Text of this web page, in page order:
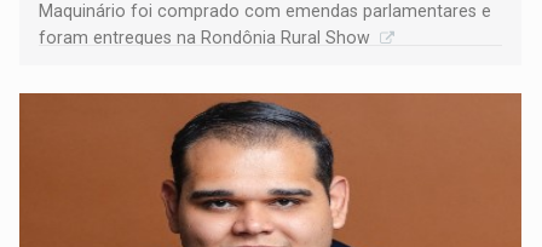
Maquinário foi comprado com emendas parlamentares e
foram entregues na Rondônia Rural Show